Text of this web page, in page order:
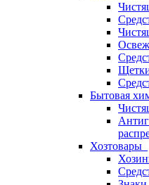
Бытовая
Хозтовары